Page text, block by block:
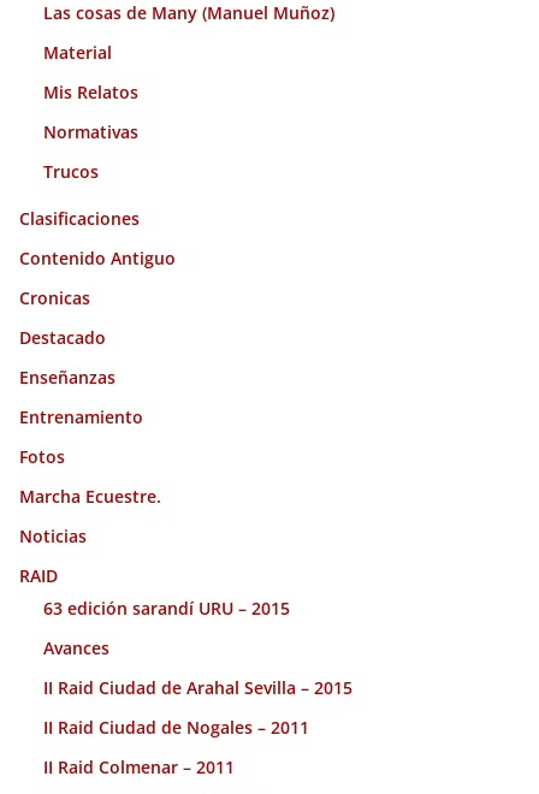
Las cosas de Many (Manuel Muñoz)
Material
Mis Relatos
Normativas
Trucos
Clasificaciones
Contenido Antiguo
Cronicas
Destacado
Enseñanzas
Entrenamiento
Fotos
Marcha Ecuestre.
Noticias
RAID
63 edición sarandí URU – 2015
Avances
II Raid Ciudad de Arahal Sevilla – 2015
II Raid Ciudad de Nogales – 2011
II Raid Colmenar – 2011